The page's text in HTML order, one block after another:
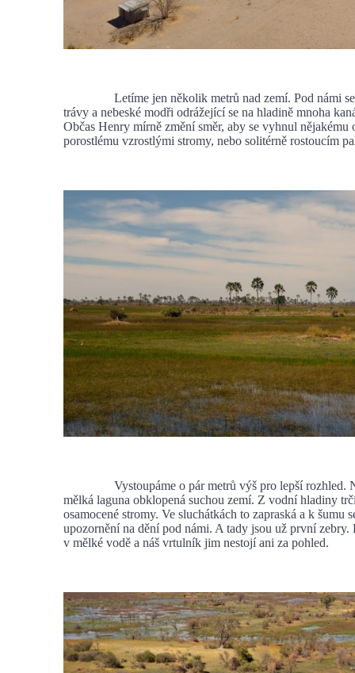
Letíme jen několik metrů nad zemí. Pod námi se
trávy a nebeské modři odrážející se na hladině mnoha
Občas Henry mírně změní směr, aby se vyhnul nějakému
porostlému vzrostlými stromy, nebo solitérně rostoucím
Vystoupáme o pár metrů výš pro lepší rozhled.
mělká laguna obklopená suchou zemí. Z vodní hladiny
osamocené stromy. Ve sluchátkách to zapraská a k šumu
upozornění na dění pod námi. A tady jsou už první zebry.
v mělké vodě a náš vrtulník jim nestojí ani za pohled.